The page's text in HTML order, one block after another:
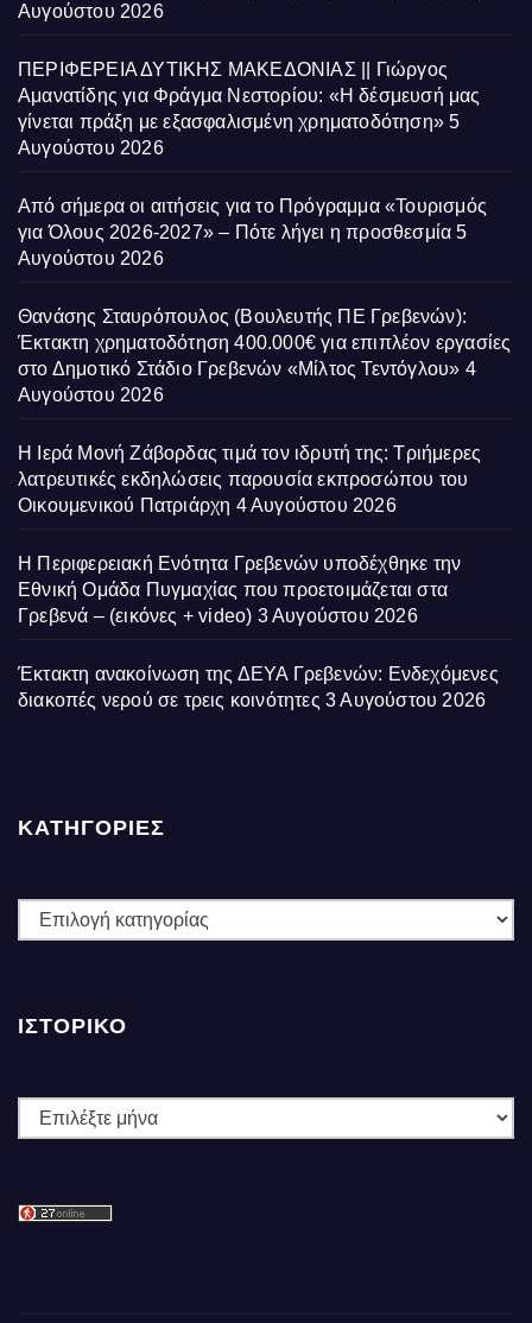
Αυγούστου 2026
ΠΕΡΙΦΕΡΕΙΑ ΔΥΤΙΚΗΣ ΜΑΚΕΔΟΝΙΑΣ || Γιώργος
Αμανατίδης για Φράγμα Νεστορίου: «Η δέσμευσή μας
γίνεται πράξη με εξασφαλισμένη χρηματοδότηση» 5
Αυγούστου 2026
Από σήμερα οι αιτήσεις για το Πρόγραμμα «Τουρισμός
για Όλους 2026-2027» – Πότε λήγει η προσθεσμία 5
Αυγούστου 2026
Θανάσης Σταυρόπουλος (Βουλευτής ΠΕ Γρεβενών):
Έκτακτη χρηματοδότηση 400.000€ για επιπλέον εργασίες
στο Δημοτικό Στάδιο Γρεβενών «Μίλτος Τεντόγλου» 4
Αυγούστου 2026
Η Ιερά Μονή Ζάβορδας τιμά τον ιδρυτή της: Τριήμερες
λατρευτικές εκδηλώσεις παρουσία εκπροσώπου του
Οικουμενικού Πατριάρχη 4 Αυγούστου 2026
Η Περιφερειακή Ενότητα Γρεβενών υποδέχθηκε την
Εθνική Ομάδα Πυγμαχίας που προετοιμάζεται στα
Γρεβενά – (εικόνες + video) 3 Αυγούστου 2026
Έκτακτη ανακοίνωση της ΔΕΥΑ Γρεβενών: Ενδεχόμενες
διακοπές νερού σε τρεις κοινότητες 3 Αυγούστου 2026
ΚΑΤΗΓΟΡΙΕΣ
ΚΑΤΗΓΟΡΙΕΣ
ΙΣΤΟΡΙΚΌ
Ιστορικό